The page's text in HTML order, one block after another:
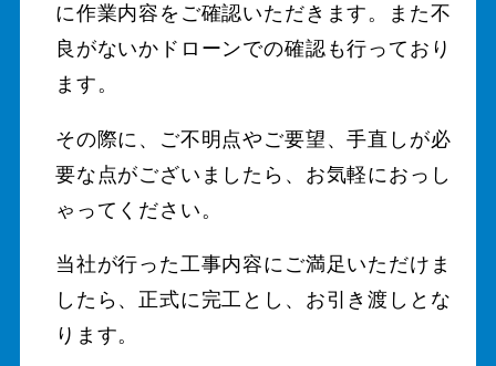
に作業内容をご確認いただきます。また不
良がないかドローンでの確認も行っており
ます。
その際に、ご不明点やご要望、手直しが必
要な点がございましたら、お気軽におっし
ゃってください。
当社が行った工事内容にご満足いただけま
したら、正式に完工とし、お引き渡しとな
ります。